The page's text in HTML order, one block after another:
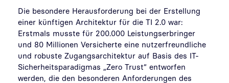
Die besondere Herausforderung bei der Erstellung
einer künftigen Architektur für die TI 2.0 war:
Erstmals musste für 200.000 Leistungserbringer
und 80 Millionen Versicherte eine nutzerfreundliche
und robuste Zugangsarchitektur auf Basis des IT-
Sicherheitsparadigmas „Zero Trust“ entworfen
werden, die den besonderen Anforderungen des